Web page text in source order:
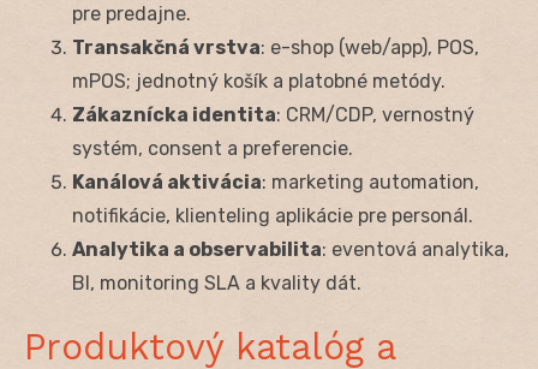
pre predajne.
Transakčná vrstva: e-shop (web/app), POS,
mPOS; jednotný košík a platobné metódy.
Zákaznícka identita: CRM/CDP, vernostný
systém, consent a preferencie.
Kanálová aktivácia: marketing automation,
notifikácie, klienteling aplikácie pre personál.
Analytika a observabilita: eventová analytika,
BI, monitoring SLA a kvality dát.
Produktový katalóg a